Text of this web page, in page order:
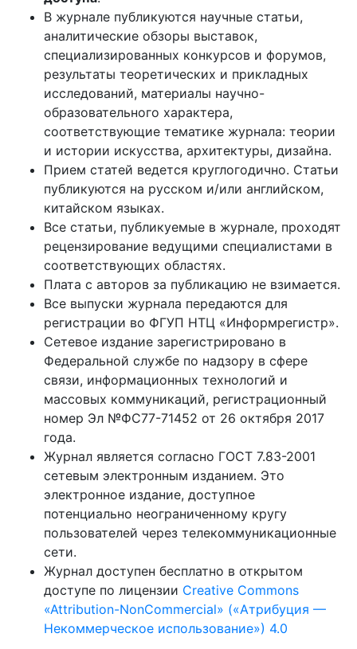
В журнале публикуются научные статьи,
аналитические обзоры выставок,
специализированных конкурсов и форумов,
результаты теоретических и прикладных
исследований, материалы научно-
образовательного характера,
соответствующие тематике журнала: теории
и истории искусства, архитектуры, дизайна.
Прием статей ведется круглогодично. Статьи
публикуются на русском и/или английском,
китайском языках.
Все статьи, публикуемые в журнале, проходят
рецензирование ведущими специалистами в
соответствующих областях.
Плата с авторов за публикацию не взимается.
Все выпуски журнала передаются для
регистрации во ФГУП НТЦ «Информрегистр».
Сетевое издание зарегистрировано в
Федеральной службе по надзору в сфере
связи, информационных технологий и
массовых коммуникаций, регистрационный
номер Эл №ФС77-71452 от 26 октября 2017
года.
Журнал является согласно ГОСТ 7.83-2001
сетевым электронным изданием. Это
электронное издание, доступное
потенциально неограниченному кругу
пользователей через телекоммуникационные
сети.
Журнал доступен бесплатно в открытом
доступе по лицензии Creative Commons
«Attribution-NonCommercial» («Атрибуция —
Некоммерческое использование») 4.0